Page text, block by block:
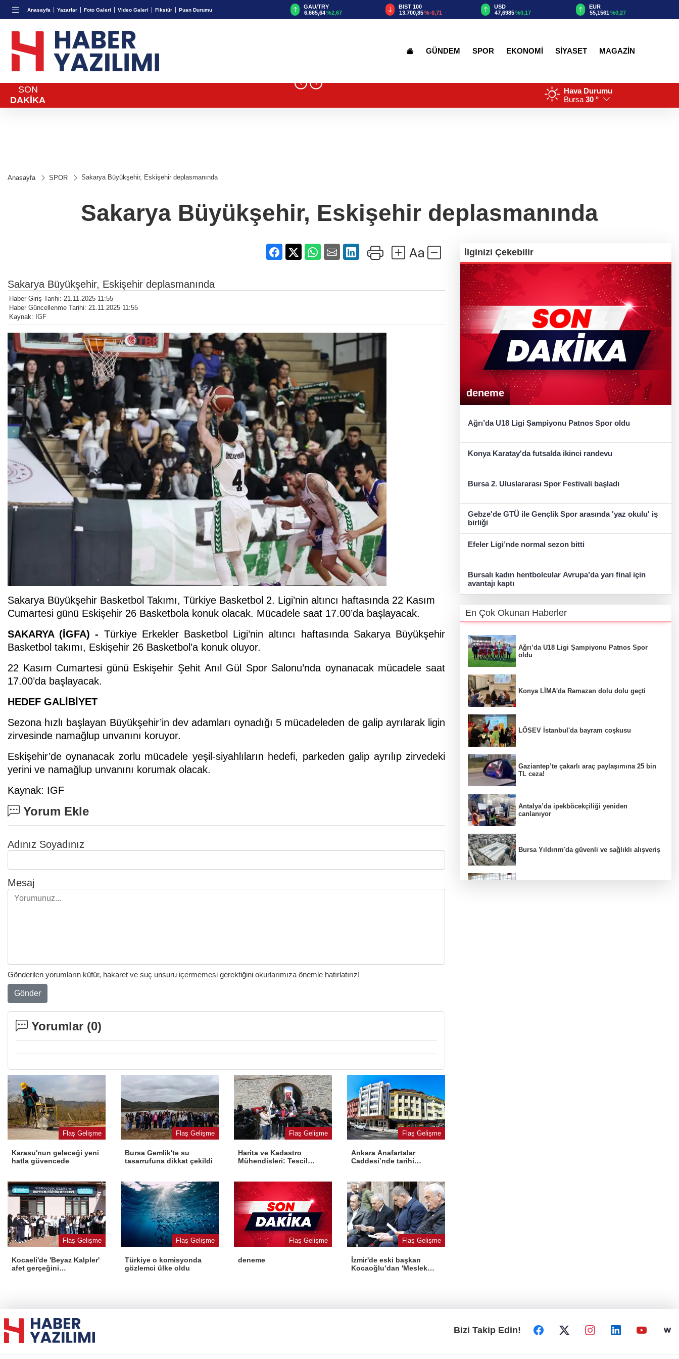
Anasayfa Yazarlar Foto Galeri Video Galeri Fikstür Puan Durumu
%0,00
27,9743 %-0,22
0,0018 %0,31
GAU/TRY
6.665,64%2,67
BIST 100
13.700,85%-0,71
USD
47,6985
%0,17
EUR
55,1561
%0,27
GÜNDEM SPOR EKONOMİ SİYASET MAGAZİN
SON
DAKİKA
‹ ›
Hava Durumu
Bursa 30 °
Anasayfa SPOR Sakarya Büyükşehir, Eskişehir deplasmanında
Sakarya Büyükşehir, Eskişehir deplasmanında
Sakarya Büyükşehir, Eskişehir deplasmanında
Haber Giriş Tarihi: 21.11.2025 11:55
Haber Güncellenme Tarihi: 21.11.2025 11:55
Kaynak: IGF
Sakarya Büyükşehir Basketbol Takımı, Türkiye Basketbol 2. Ligi’nin altıncı haftasında 22 Kasım
Cumartesi günü Eskişehir 26 Basketbola konuk olacak. Mücadele saat 17.00’da başlayacak.
SAKARYA (İGFA) - Türkiye Erkekler Basketbol Ligi’nin altıncı haftasında Sakarya Büyükşehir
Basketbol takımı, Eskişehir 26 Basketbol’a konuk oluyor.
22 Kasım Cumartesi günü Eskişehir Şehit Anıl Gül Spor Salonu’nda oynanacak mücadele saat
17.00’da başlayacak.
HEDEF GALİBİYET
Sezona hızlı başlayan Büyükşehir’in dev adamları oynadığı 5 mücadeleden de galip ayrılarak ligin
zirvesinde namağlup unvanını koruyor.
Eskişehir’de oynanacak zorlu mücadele yeşil-siyahlıların hedefi, parkeden galip ayrılıp zirvedeki
yerini ve namağlup unvanını korumak olacak.
Kaynak: IGF
Yorum Ekle
Adınız Soyadınız
Mesaj
Gönderilen yorumların küfür, hakaret ve suç unsuru içermemesi gerektiğini okurlarımıza önemle hatırlatırız!
Gönder
Yorumlar (0)
Flaş Gelişme
Karasu'nun geleceği yeni
hatla güvencede
Flaş Gelişme
Bursa Gemlik'te su
tasarrufuna dikkat çekildi
Flaş Gelişme
Harita ve Kadastro
Mühendisleri: Tescil
Flaş Gelişme
Ankara Anafartalar
Caddesi’nde tarihi
Flaş Gelişme
Kocaeli'de 'Beyaz Kalpler'
afet gerçeğini
Flaş Gelişme
Türkiye o komisyonda
gözlemci ülke oldu
Flaş Gelişme
deneme
Flaş Gelişme
İzmir'de eski başkan
Kocaoğlu’dan 'Meslek
İlginizi Çekebilir
deneme
Ağrı’da U18 Ligi Şampiyonu Patnos Spor oldu
Konya Karatay'da futsalda ikinci randevu
Bursa 2. Uluslararası Spor Festivali başladı
Gebze'de GTÜ ile Gençlik Spor arasında 'yaz okulu' iş
birliği
Efeler Ligi’nde normal sezon bitti
Bursalı kadın hentbolcular Avrupa’da yarı final için
avantajı kaptı
En Çok Okunan Haberler
Ağrı’da U18 Ligi Şampiyonu Patnos Spor
oldu
Konya LİMA'da Ramazan dolu dolu geçti
LÖSEV İstanbul'da bayram coşkusu
Gaziantep’te çakarlı araç paylaşımına 25 bin
TL ceza!
Antalya’da ipekböcekçiliği yeniden
canlanıyor
Bursa Yıldırım'da güvenli ve sağlıklı alışveriş
Bizi Takip Edin!